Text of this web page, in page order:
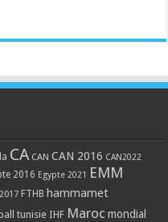
CA CAN CAN 2016 CAN2022
2016 Egypte 2021 EMM
FTHB hammamet
tunisie IHF Maroc mondial